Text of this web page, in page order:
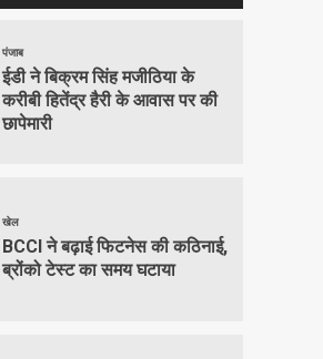
पंजाब
ईडी ने बिक्रम सिंह मजीठिया के
करीबी हितेंद्र हैरी के आवास पर की
छापेमारी
खेल
BCCI ने बढ़ाई फिटनेस की कठिनाई,
ब्रोंको टेस्ट का समय घटाया